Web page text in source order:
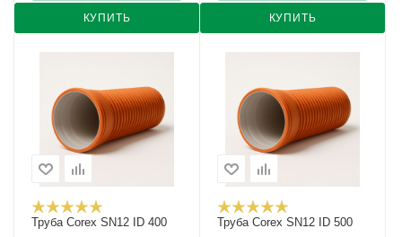
КУПИТЬ КУПИТЬ
Труба Corex SN12 ID 400 Труба Corex SN12 ID 500